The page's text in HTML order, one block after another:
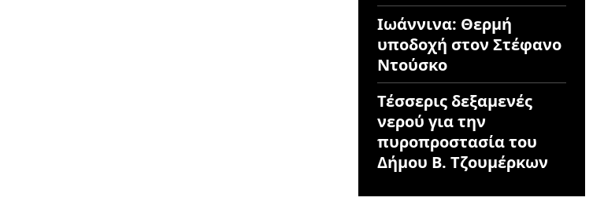
Ιωάννινα: Θερμή
υποδοχή στον Στέφανο
Ντούσκο
Τέσσερις δεξαμενές
νερού για την
πυροπροστασία του
Δήμου Β. Τζουμέρκων